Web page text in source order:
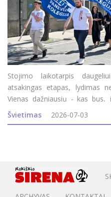
Stojimo laikotarpis
atsakingas etapas, lydimas
Vienas dažniausių - kas bus,
finansuojamą studijų vietą?
svajonių studijų? Panevėžio
Švietimas 2026-07-03